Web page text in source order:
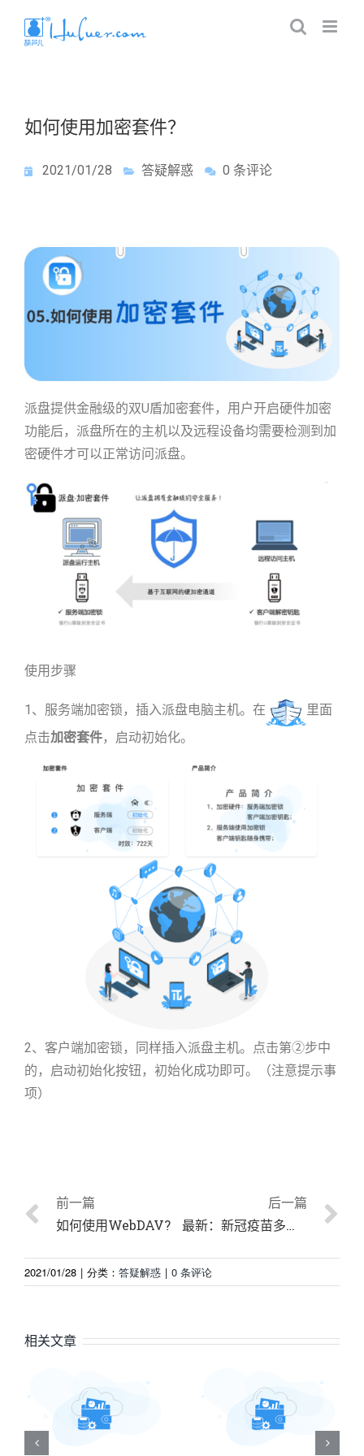
如何使用加密套件？
2021/01/28 答疑解惑 0 条评论
派盘提供金融级的双U盾加密套件，用户开启硬件加密
功能后，派盘所在的主机以及远程设备均需要检测到加
密硬件才可以正常访问派盘。
使用步骤
1、服务端加密锁，插入派盘电脑主机。在
里面
点击加密套件，启动初始化。
2、客户端加密锁，同样插入派盘主机。点击第②步中
的，启动初始化按钮，初始化成功即可。（注意提示事
项）
前一篇
如何使用WebDAV?
后一篇
最新：新冠疫苗多久起效？能保护多久？
2021/01/28 | 分类： 答疑解惑 | 0 条评论
相关文章